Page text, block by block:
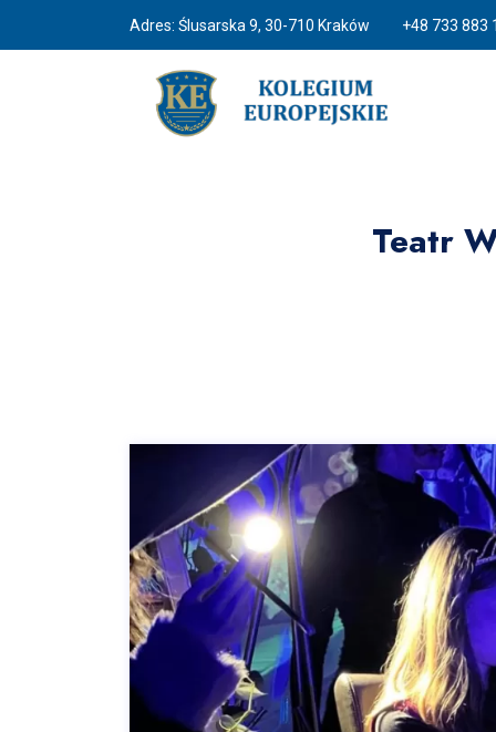
Adres: Ślusarska 9, 30-710 Kraków +48 733 883
Teatr